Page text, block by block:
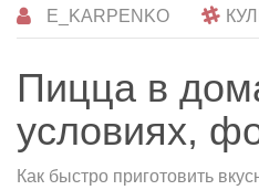
E_KARPENKO
Пицца в
условиях,
Как быстро приготовить